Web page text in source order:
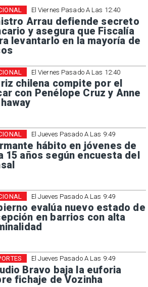
El Viernes Pasado A Las 12:40
Arrau defiende secreto
y asegura que Fiscalía
levantarlo en la mayoría de
El Viernes Pasado A Las 12:40
chilena compite por el
con Penélope Cruz y Anne
El Jueves Pasado A Las 9:49
hábito en jóvenes de
15 años según encuesta del
El Jueves Pasado A Las 9:49
evalúa nuevo estado de
en barrios con alta
El Jueves Pasado A Las 9:49
Bravo baja la euforia
fichaje de Vozinha